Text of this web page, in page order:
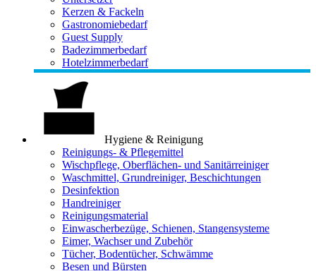
Kerzen & Fackeln
Gastronomiebedarf
Guest Supply
Badezimmerbedarf
Hotelzimmerbedarf
Hygiene & Reinigung
Reinigungs- & Pflegemittel
Wischpflege, Oberflächen- und Sanitärreiniger
Waschmittel, Grundreiniger, Beschichtungen
Desinfektion
Handreiniger
Reinigungsmaterial
Einwascherbezüge, Schienen, Stangensysteme
Eimer, Wachser und Zubehör
Tücher, Bodentücher, Schwämme
Besen und Bürsten